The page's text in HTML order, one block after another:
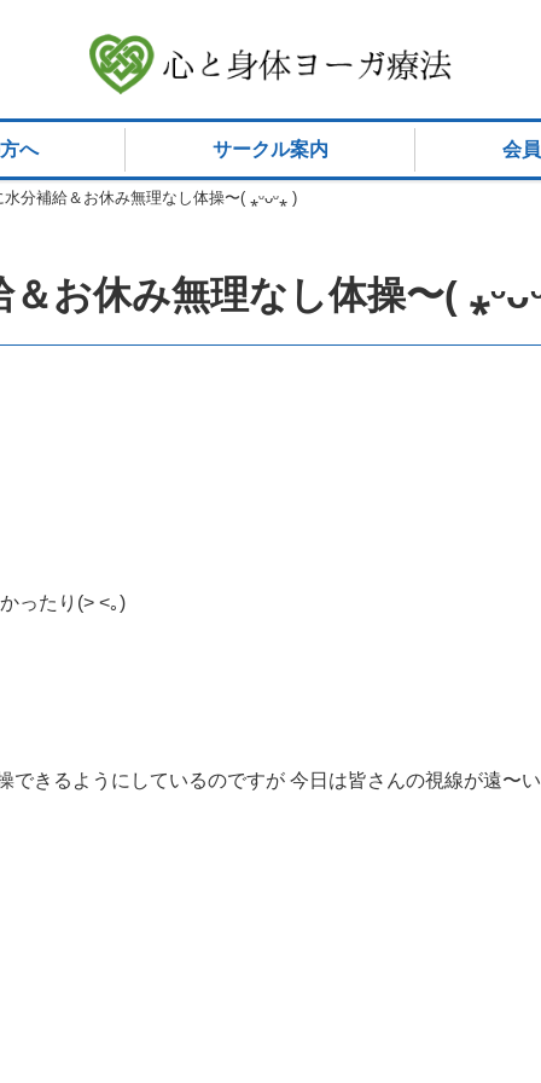
へ サークル案内 会
分補給＆お休み無理なし体操〜( ⁎ᵕᴗᵕ⁎ )
お休み無理なし体操〜(
ったり(> <｡)
きるようにしているのですが 今日は皆さんの視線が遠〜